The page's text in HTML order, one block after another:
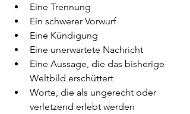
Eine Trennung
Ein schwerer Vorwurf
Eine Kündigung
Eine unerwartete Nachricht
Eine Aussage, die das bisherige
Weltbild erschüttert
Worte, die als ungerecht oder
verletzend erlebt werden